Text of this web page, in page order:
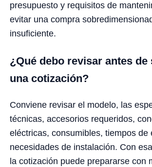
presupuesto y requisitos de
evitar una compra
insuficiente.
¿Qué debo revisar antes
una cotización?
Conviene revisar el modelo, las
técnicas, accesorios requeridos,
eléctricas, consumibles, tiempos de
necesidades de instalación. Con
la cotización puede prepararse con